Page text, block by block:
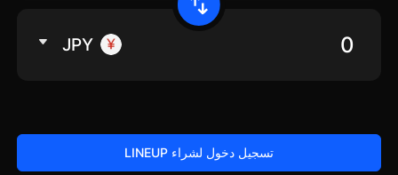
JPY
تسجيل دخول لشراء LINEUP